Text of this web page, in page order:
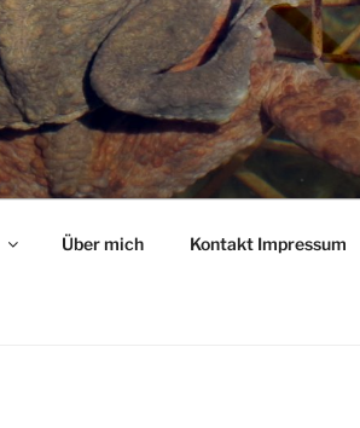
Über mich Kontakt Impressum